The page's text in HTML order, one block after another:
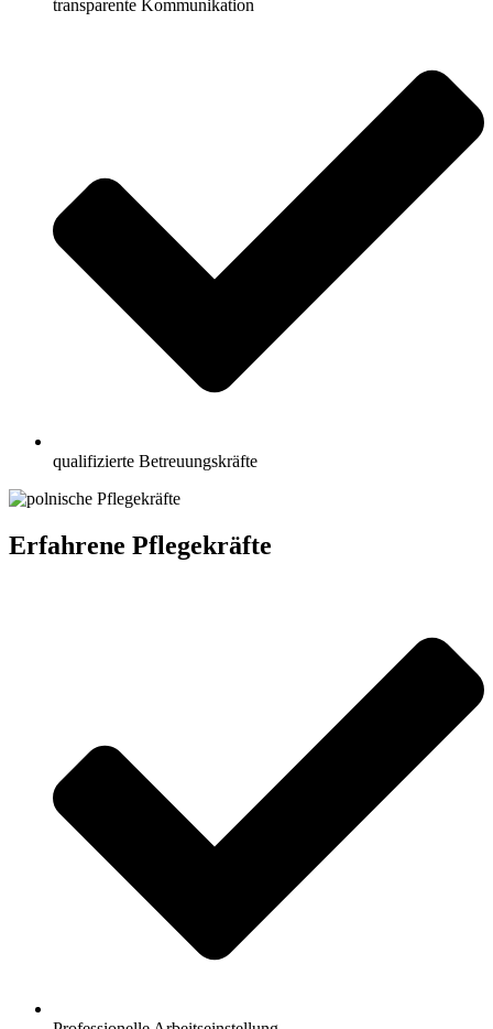
transparente Kommunikation
qualifizierte Betreuungskräfte
Erfahrene Pflegekräfte